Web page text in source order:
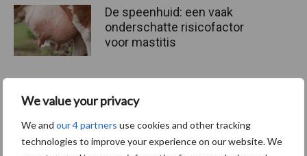
We value your privacy
We and our 4 partners use cookies and other tracking
technologies to improve your experience on our website. We
De speenhuid: een vaak
onderschatte risicofactor
voor mastitis
ForFarmers ziet volume en
krimpende Nederlandse
markt